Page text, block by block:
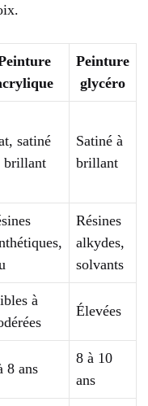
Peinture
glycéro
satiné
brillant
Satiné à
brillant
Résines
alkydes,
solvants
à
Élevées
8 ans
8 à 10
ans